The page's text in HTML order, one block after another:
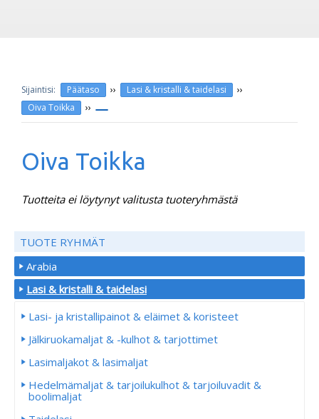
Päätaso ›› Lasi & kristalli & taidelasi ››
Oiva Toikka ››
Oiva Toikka
Tuotteita ei löytynyt valitusta tuoteryhmästä
TUOTE RYHMÄT
Arabia
Lasi & kristalli & taidelasi
Lasi- ja kristallipainot & eläimet & koristeet
Jälkiruokamaljat & -kulhot & tarjottimet
Lasimaljakot & lasimaljat
Hedelmämaljat & tarjoilukulhot & tarjoiluvadit &
boolimaljat